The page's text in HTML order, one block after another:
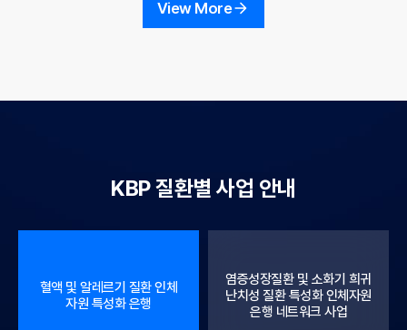
View More
KBP 질환별 사업 안내
혈액 및 알레르기 질환 인체
자원 특성화 은행
염증성장질환 및 소화기 희귀
난치성 질환 특성화 인체자원
은행 네트워크 사업